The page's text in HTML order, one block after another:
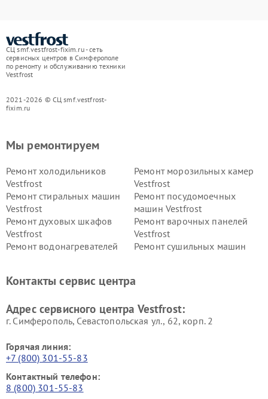
СЦ smf.vestfrost-fixim.ru - сеть
сервисных центров в Симферополе
по ремонту и обслуживанию техники
Vestfrost
2021-2026 © СЦ smf.vestfrost-
fixim.ru
Мы ремонтируем
Ремонт холодильников
Vestfrost
Ремонт морозильных камер
Vestfrost
Ремонт стиральных машин
Vestfrost
Ремонт посудомоечных
машин Vestfrost
Ремонт духовых шкафов
Vestfrost
Ремонт варочных панелей
Vestfrost
Ремонт водонагревателей
Ремонт сушильных машин
Vestfrost
Контакты сервис центра
Адрес сервисного центра Vestfrost:
г. Симферополь, Севастопольская ул., 62, корп. 2
Горячая линия:
+7 (800) 301-55-83
Контактный телефон:
8 (800) 301-55-83